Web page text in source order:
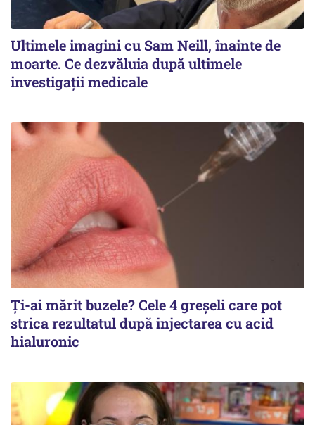
Ultimele imagini cu Sam Neill, înainte de
moarte. Ce dezvăluia după ultimele
investigații medicale
Ți-ai mărit buzele? Cele 4 greșeli care pot
strica rezultatul după injectarea cu acid
hialuronic